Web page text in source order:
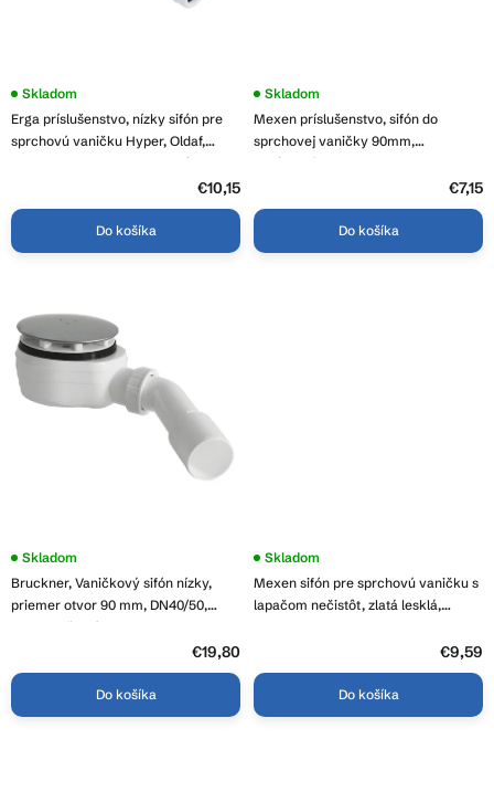
o
v
Erga príslušenstvo, nízky sifón pre
sprchovú vaničku Hyper, Oldaf,
Almac, priemer 90mm, G1 3/4", ERG-
Skladom
€10,15
Do košíka
Mexen príslušenstvo, sifón do
sprchovej vaničky 90mm,
chrómová, 49000-00
Priemerné
produktu
je
3,5
Skladom
€7,15
Do košíka
Bruckner, Vaničkový sifón nízky,
priemer otvor 90 mm, DN40/50,
krytka leštený nerez, 162.940.3
Skladom
€19,80
Do košíka
Mexen sifón pre sprchovú vaničku s
lapačom nečistôt, zlatá lesklá,
Skladom
€9,59
Do košíka